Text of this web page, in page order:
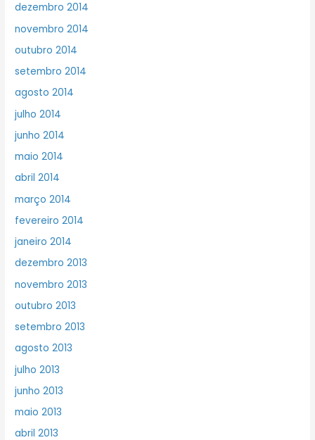
dezembro 2014
novembro 2014
outubro 2014
setembro 2014
agosto 2014
julho 2014
junho 2014
maio 2014
abril 2014
março 2014
fevereiro 2014
janeiro 2014
dezembro 2013
novembro 2013
outubro 2013
setembro 2013
agosto 2013
julho 2013
junho 2013
maio 2013
abril 2013